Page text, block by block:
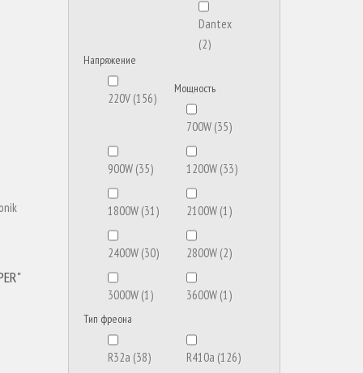
Dantex
(2)
Electrolux
(15)
Hisense
Jax(16)
Напряжение
220V(156)
Мощность
700W(35)
900W(35) 1200W(33)
1800W(31) 2100W(1)
2400W(30) 2800W(2)
3000W(1) 3600W(1)
Тип фреона
R32a (38) R410a (126)